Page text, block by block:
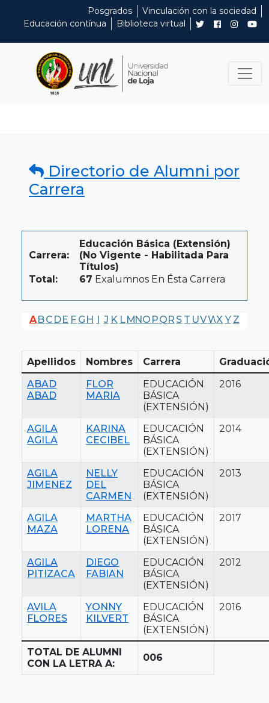
Posgrados
Vinculación con la sociedad
Educación contínua
Biblioteca virtual
Directorio de Alumni por
Carrera
Carrera:
Educación Básica (Extensión)
(No Vigente - Habilitada Para
Títulos)
Total:
67 Exalumnos En Ésta Carrera
ABC DE F G H I J K LMNO PQR S T UVWX Y Z
Apellidos Nombres Carrera
ABAD
ABAD
FLOR
MARIA
EDUCACIÓN
BÁSICA
(EXTENSIÓN)
2016
AGILA
AGILA
KARINA
CECIBEL
EDUCACIÓN
BÁSICA
(EXTENSIÓN)
2014
AGILA
JIMENEZ
NELLY
DEL
CARMEN
EDUCACIÓN
BÁSICA
(EXTENSIÓN)
2013
AGILA
MAZA
MARTHA
LORENA
EDUCACIÓN
BÁSICA
(EXTENSIÓN)
2017
AGILA
PITIZACA
DIEGO
FABIAN
EDUCACIÓN
BÁSICA
(EXTENSIÓN)
2012
AVILA
FLORES
YONNY
KILVERT
EDUCACIÓN
BÁSICA
(EXTENSIÓN)
2016
TOTAL DE ALUMNI
CON LA LETRA A:
006